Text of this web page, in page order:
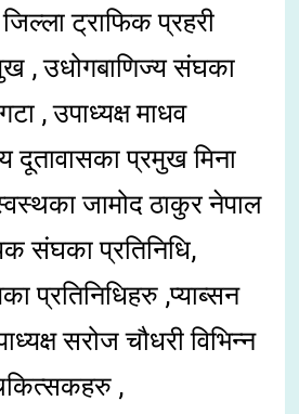
ट्राफिक प्रहरी
, उधोगबाणिज्य संघका
, उपाध्यक्ष माधव
दूतावासका प्रमुख मिना
जामोद ठाकुर नेपाल
संघका प्रतिनिधि,
प्रतिनिधिहरु ,प्याब्सन
सरोज चौधरी विभिन्न
,